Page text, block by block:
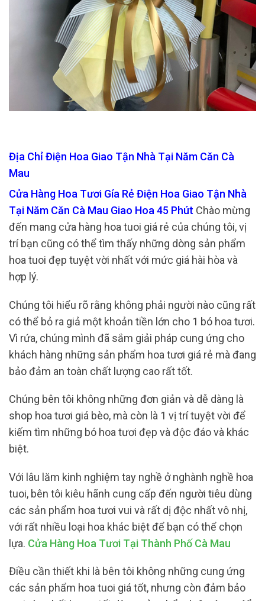
Địa Chỉ Điện Hoa Giao Tận Nhà Tại Năm Căn Cà
Mau
Cửa Hàng Hoa Tươi Gía Rẻ Điện Hoa Giao Tận Nhà
Tại Năm Căn Cà Mau Giao Hoa 45 Phút Chào mừng
đến mang cửa hàng hoa tuoi giá rẻ của chúng tôi, vị
trí bạn cũng có thể tìm thấy những dòng sản phẩm
hoa tuoi đẹp tuyệt vời nhất với mức giá hài hòa và
hợp lý.
Chúng tôi hiểu rõ rằng không phải người nào cũng rất
có thể bỏ ra giả một khoản tiền lớn cho 1 bó hoa tươi.
Vì rứa, chúng mình đã sắm giải pháp cung ứng cho
khách hàng những sản phẩm hoa tươi giá rẻ mà đang
bảo đảm an toàn chất lượng cao rất tốt.
Chúng bên tôi không những đơn giản và dễ dàng là
shop hoa tươi giá bèo, mà còn là 1 vị trí tuyệt vời để
kiếm tìm những bó hoa tươi đẹp và độc đáo và khác
biệt.
Với lâu lăm kinh nghiệm tay nghề ở nghành nghề hoa
tuoi, bên tôi kiêu hãnh cung cấp đến người tiêu dùng
các sản phẩm hoa tươi vui và rất dị độc nhất vô nhị,
với rất nhiều loại hoa khác biệt để bạn có thể chọn
lựa. Cửa Hàng Hoa Tươi Tại Thành Phố Cà Mau
Điều cần thiết khi là bên tôi không những cung ứng
các sản phẩm hoa tuoi giá tốt, nhưng còn đảm bảo